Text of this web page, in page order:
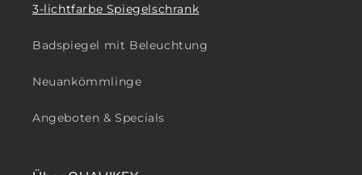
3-lichtfarbe Spiegelschrank
Badspiegel mit Beleuchtung
Neuankömmlinge
Angeboten & Specials